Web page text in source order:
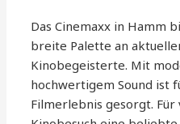
Das Cinemaxx in Hamm
breite Palette an
Kinobegeisterte. Mit
hochwertigem Sound ist
Filmerlebnis gesorgt.